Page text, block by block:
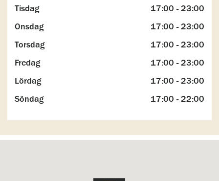
Tisdag
17:00 - 23:00
Onsdag
17:00 - 23:00
Torsdag
17:00 - 23:00
Fredag
17:00 - 23:00
Lördag
17:00 - 23:00
Söndag
17:00 - 22:00